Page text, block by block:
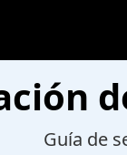
Guía de